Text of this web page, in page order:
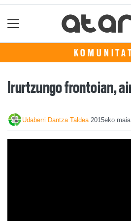
Irurtzungo frontoian,
Udaberri Dantza Taldea 2015eko